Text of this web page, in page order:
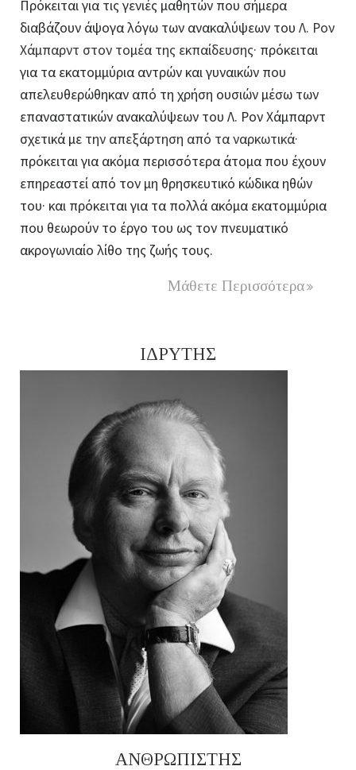
Πρόκειται για τις γενιές μαθητών που σήμερα
διαβάζουν άψογα λόγω των ανακαλύψεων του Λ. Ρον
Χάμπαρντ στον τομέα της εκπαίδευσης· πρόκειται
για τα εκατομμύρια αντρών και γυναικών που
απελευθερώθηκαν από τη χρήση ουσιών μέσω των
επαναστατικών ανακαλύψεων του Λ. Ρον Χάμπαρντ
σχετικά με την απεξάρτηση από τα ναρκωτικά·
πρόκειται για ακόμα περισσότερα άτομα που έχουν
επηρεαστεί από τον μη θρησκευτικό κώδικα ηθών
του· και πρόκειται για τα πολλά ακόμα εκατομμύρια
που θεωρούν το έργο του ως τον πνευματικό
ακρογωνιαίο λίθο της ζωής τους.
Μάθετε Περισσότερα
ΙΔΡΥΤΗΣ
ΑΝΘΡΩΠΙΣΤΗΣ